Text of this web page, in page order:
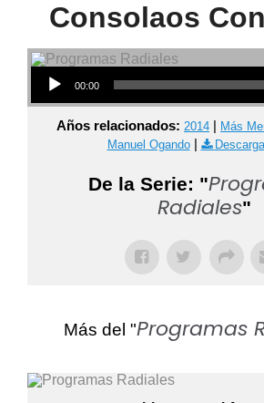
Consolaos
Audio Player
00:00
Años relacionados: 2014 | Más
Manuel Ogando|
De la Serie: "
Radiales"
Más del "Programas